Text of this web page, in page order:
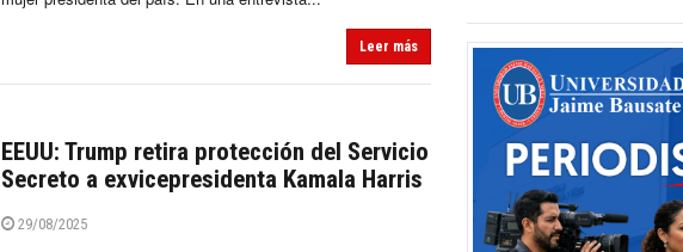
Leer más
EEUU: Trump retira protección del Servicio
Secreto a exvicepresidenta Kamala Harris
29/08/2025